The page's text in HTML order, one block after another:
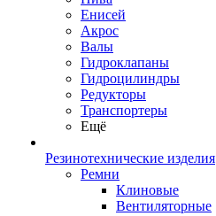
Енисей
Акрос
Валы
Гидроклапаны
Гидроцилиндры
Редукторы
Транспортеры
Ещё
Резинотехнические изделия
Ремни
Клиновые
Вентиляторные